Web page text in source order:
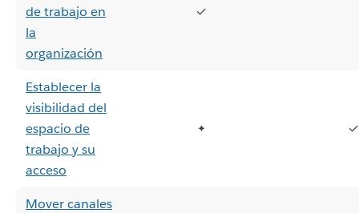
de trabajo en
la
organización
✓
Establecer la
visibilidad del
espacio de
trabajo y su
acceso
✦ ✓
Mover canales